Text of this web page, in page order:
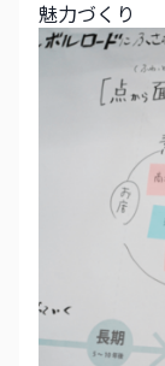
魅力づくり